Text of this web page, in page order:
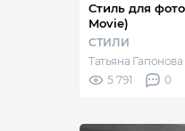
Стиль для
Movie)
СТИЛИ
Татьяна Гапонова
5 791
0